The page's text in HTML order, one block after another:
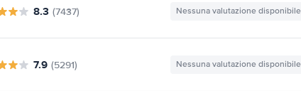
8.3 (7437) Nessuna valutazione disponibile
7.9 (5291) Nessuna valutazione disponibile